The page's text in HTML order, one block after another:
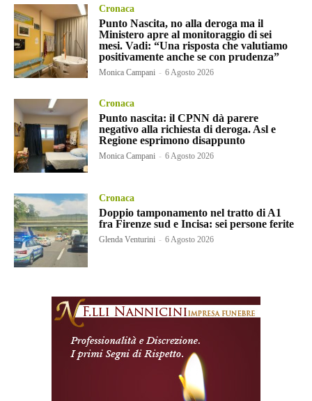
Cronaca
Punto Nascita, no alla deroga ma il
Ministero apre al monitoraggio di sei
mesi. Vadi: “Una risposta che valutiamo
positivamente anche se con prudenza”
Monica Campani - 6 Agosto 2026
Cronaca
Punto nascita: il CPNN dà parere
negativo alla richiesta di deroga. Asl e
Regione esprimono disappunto
Monica Campani - 6 Agosto 2026
Cronaca
Doppio tamponamento nel tratto di A1
fra Firenze sud e Incisa: sei persone ferite
Glenda Venturini - 6 Agosto 2026